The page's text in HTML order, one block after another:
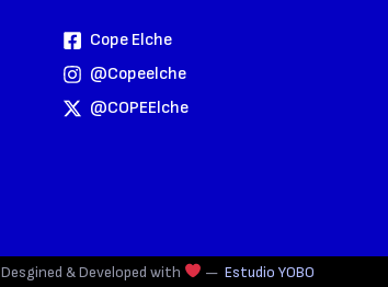
Cope Elche
@copeelche
@COPEElche
Desgined & Developed with — Estudio YOBO